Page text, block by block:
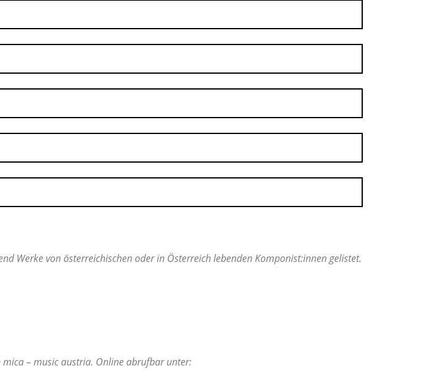
Werke von österreichischen oder in Österreich lebenden Komponist:innen gelistet.
– music austria. Online abrufbar unter: